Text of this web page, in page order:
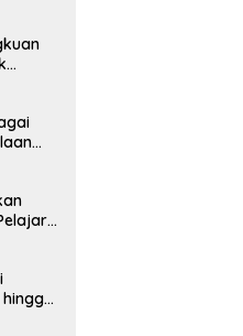
Sedunia di Medan
Kolaborasi Lintas Elemen
Pentingnya Jaga